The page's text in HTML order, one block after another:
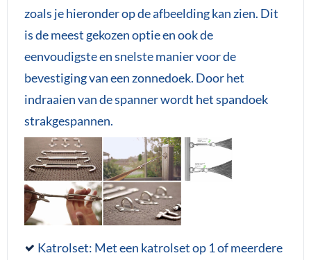
zoals je hieronder op de afbeelding kan zien. Dit
is de meest gekozen optie en ook de
eenvoudigste en snelste manier voor de
bevestiging van een zonnedoek. Door het
indraaien van de spanner wordt het spandoek
strakgespannen.
Katrolset: Met een katrolset op 1 of meerdere